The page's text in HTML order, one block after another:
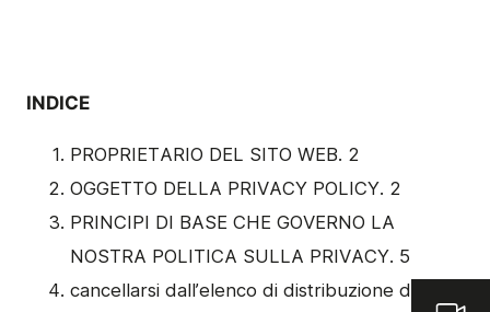
INDICE
PROPRIETARIO DEL SITO WEB. 2
OGGETTO DELLA PRIVACY POLICY. 2
PRINCIPI DI BASE CHE GOVERNO LA
NOSTRA POLITICA SULLA PRIVACY. 5
cancellarsi dall’elenco di distribuzione delle